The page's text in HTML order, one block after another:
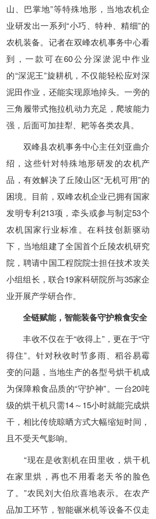
山、巴掌地”等特殊地形，当地农机企
业研发出一系列“小巧、特种、精细”的
农机装备。记者在双峰农机事务中心看
到，一款可在60公分深淤泥中作业
的“深泥王”旋耕机，不仅能轻松应对深
泥田作业，还能实现原地掉头。一旁的
三角履带式拖拉机动力充足，爬坡能力
强，后面可加挂犁、耙等各类农具。
双峰县农机事务中心主任刘亚曲介
绍，这些针对特殊地形研发的农机产
品，有效解决了丘陵山区“无机可用”的
困境。目前，双峰农机企业已拥有国家
发明专利213项，牵头或参与制定53个
农机国家行业标准。在科技创新驱动
下，当地组建了全国首个丘陵农机研究
院，聘请中国工程院院士担任技术攻关
小组组长，联合19家科研院所与35家企
业开展产学研合作。
全链赋能，智能装备守护粮食安全
丰收不仅在于“收得上”，更在于“守
得住”。针对秋收时节多雨、稻谷易霉
变的问题，当地生产的各型号烘干机成
为保障粮食品质的“守护神”。一台20吨
级的烘干机只需14～15小时就能完成烘
干，相比传统晾晒方式大幅缩短时间，
且不受天气影响。
“现在是收割机在田里收，烘干机
在家里烘，再也不用看老天爷的脸色
了。”农民刘大伯欣喜地表示。在农产
品加工环节，智能碾米机等设备不仅走